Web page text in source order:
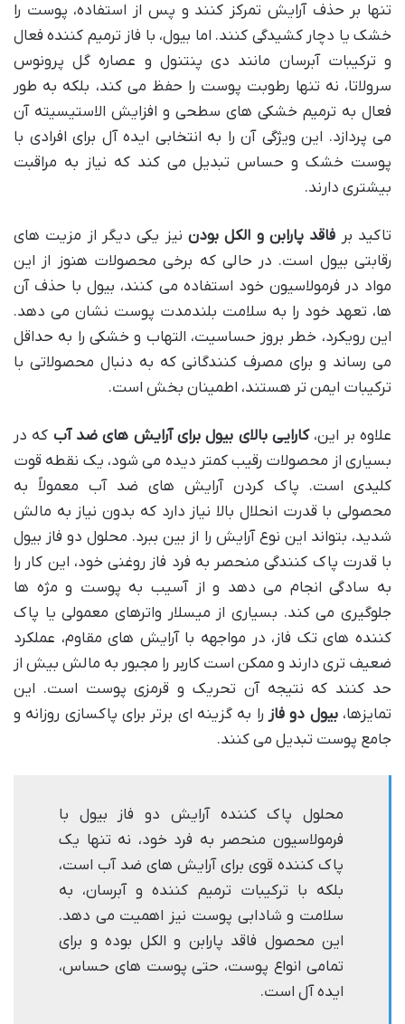
تنها بر حذف آرایش تمرکز کنند و پس از استفاده، پوست را
خشک یا دچار کشیدگی کنند. اما بیول، با فاز ترمیم کننده فعال
و ترکیبات آبرسان مانند دی پنتنول و عصاره گل پرونوس
سرولاتا، نه تنها رطوبت پوست را حفظ می کند، بلکه به طور
فعال به ترمیم خشکی های سطحی و افزایش الاستیسیته آن
می پردازد. این ویژگی آن را به انتخابی ایده آل برای افرادی با
پوست خشک و حساس تبدیل می کند که نیاز به مراقبت
بیشتری دارند.
تاکید بر فاقد پارابن و الکل بودن نیز یکی دیگر از مزیت های
رقابتی بیول است. در حالی که برخی محصولات هنوز از این
مواد در فرمولاسیون خود استفاده می کنند، بیول با حذف آن
ها، تعهد خود را به سلامت بلندمدت پوست نشان می دهد.
این رویکرد، خطر بروز حساسیت، التهاب و خشکی را به حداقل
می رساند و برای مصرف کنندگانی که به دنبال محصولاتی با
ترکیبات ایمن تر هستند، اطمینان بخش است.
علاوه بر این،کارایی بالای بیول برای آرایش های ضد آب که در
بسیاری از محصولات رقیب کمتر دیده می شود، یک نقطه قوت
کلیدی است. پاک کردن آرایش های ضد آب معمولاً به
محصولی با قدرت انحلال بالا نیاز دارد که بدون نیاز به مالش
شدید، بتواند این نوع آرایش را از بین ببرد. محلول دو فاز بیول
با قدرت پاک کنندگی منحصر به فرد فاز روغنی خود، این کار را
به سادگی انجام می دهد و از آسیب به پوست و مژه ها
جلوگیری می کند. بسیاری از میسلار واترهای معمولی یا پاک
کننده های تک فاز، در مواجهه با آرایش های مقاوم، عملکرد
ضعیف تری دارند و ممکن است کاربر را مجبور به مالش بیش از
حد کنند که نتیجه آن تحریک و قرمزی پوست است. این
تمایزها،بیول دو فاز را به گزینه ای برتر برای پاکسازی روزانه و
جامع پوست تبدیل می کنند.
محلول پاک کننده آرایش دو فاز بیول با
فرمولاسیون منحصر به فرد خود، نه تنها یک
پاک کننده قوی برای آرایش های ضد آب است،
بلکه با ترکیبات ترمیم کننده و آبرسان، به
سلامت و شادابی پوست نیز اهمیت می دهد.
این محصول فاقد پارابن و الکل بوده و برای
تمامی انواع پوست، حتی پوست های حساس،
ایده آل است.